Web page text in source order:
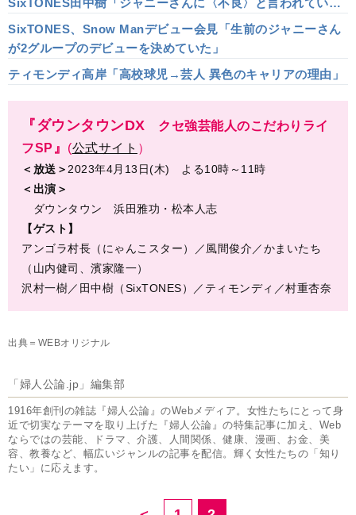
２人が！」
SixTONES、Snow Manデビュー会見「生前のジャニーさん
が2グループのデビューを決めていた」
ティモンディ高岸「高校球児→芸人 異色のキャリアの理由」
『ダウンタウンDX クセ強芸能人のこだわりライ
フSP 』 (公式サイト ）
＜放送＞ 2023年4月13日(木) よる10時～11時
＜出演＞
ダウンタウン 浜田雅功・松本人志
【ゲスト】
アンゴラ村長（にゃんこスター）／風間俊介／かまいたち
（山内健司、濱家隆一）
沢村一樹／田中樹（SixTONES）／ティモンディ／村重杏奈
出典＝WEBオリジナル
「婦人公論.jp」編集部
1916年創刊の雑誌『婦人公論』のWebメディア。女性たちにとって身
近で切実なテーマを取り上げた『婦人公論』の特集記事に加え、Web
ならではの芸能、ドラマ、介護、人間関係、健康、漫画、お金、美
容、教養など、幅広いジャンルの記事を配信。輝く女性たちの「知り
たい」に応えます。